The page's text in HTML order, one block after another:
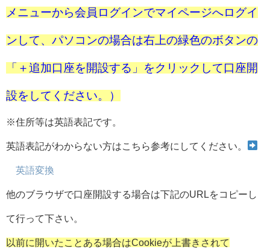
メニューから会員ログインでマイページへログイ
ンして、パソコンの場合は右上の緑色のボタンの
「＋追加口座を開設する」をクリックして口座開
設をしてください。）
※住所等は英語表記です。
英語表記がわからない方はこちら参考にしてください。
英語変換
他のブラウザで口座開設する場合は下記のURLをコピーし
て行って下さい。
以前に開いたことある場合はCookieが上書きされて